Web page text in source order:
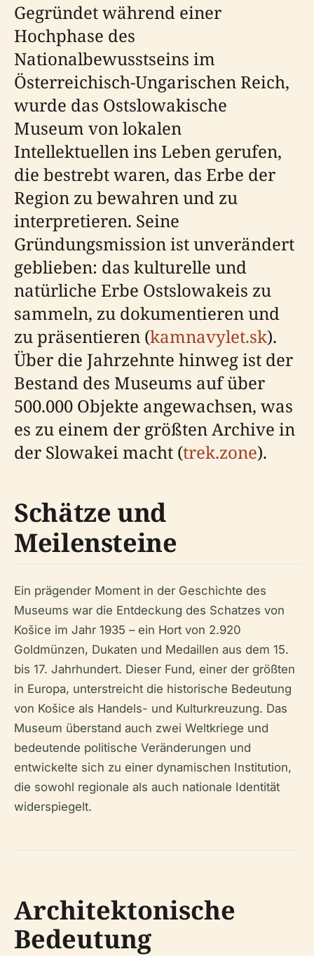
Gegründet während einer
Hochphase des
Nationalbewusstseins im
Österreichisch-Ungarischen Reich,
wurde das Ostslowakische
Museum von lokalen
Intellektuellen ins Leben gerufen,
die bestrebt waren, das Erbe der
Region zu bewahren und zu
interpretieren. Seine
Gründungsmission ist unverändert
geblieben: das kulturelle und
natürliche Erbe Ostslowakeis zu
sammeln, zu dokumentieren und
zu präsentieren (kamnavylet.sk).
Über die Jahrzehnte hinweg ist der
Bestand des Museums auf über
500.000 Objekte angewachsen, was
es zu einem der größten Archive in
der Slowakei macht (trek.zone).
Schätze und
Meilensteine
Ein prägender Moment in der Geschichte des
Museums war die Entdeckung des Schatzes von
Košice im Jahr 1935 – ein Hort von 2.920
Goldmünzen, Dukaten und Medaillen aus dem 15.
bis 17. Jahrhundert. Dieser Fund, einer der größten
in Europa, unterstreicht die historische Bedeutung
von Košice als Handels- und Kulturkreuzung. Das
Museum überstand auch zwei Weltkriege und
bedeutende politische Veränderungen und
entwickelte sich zu einer dynamischen Institution,
die sowohl regionale als auch nationale Identität
widerspiegelt.
Architektonische
Bedeutung